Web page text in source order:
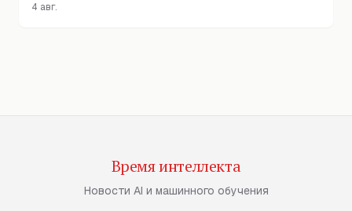
4 авг.
Время интеллекта
Новости AI и машинного обучения